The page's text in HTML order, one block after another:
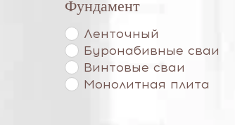
Фундамент
Ленточный
Буронабивные сваи
Винтовые сваи
Монолитная плита